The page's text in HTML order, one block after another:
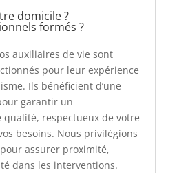
domicile ?
formés ?
auxiliaires de vie sont
pour leur expérience
Ils bénéficient d’une
garantir un
qualité, respectueux de votre
besoins. Nous privilégions
assurer proximité,
dans les interventions.